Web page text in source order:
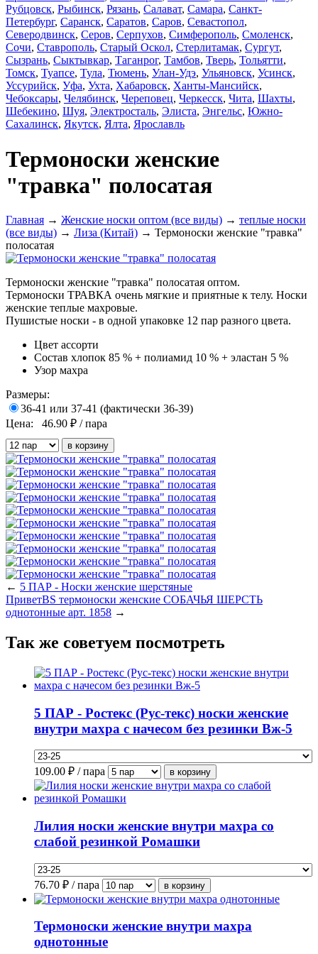
Рубцовск, Рыбинск, Рязань, Салават, Самара, Санкт-
Петербург, Саранск, Саратов, Саров, Севастопол,
Северодвинск, Серов, Серпухов, Симферополь, Смоленск,
Сочи, Ставрополь, Старый Оскол, Стерлитамак, Сургут,
Сызрань, Сыктывкар, Таганрог, Тамбов, Тверь, Тольятти,
Томск, Туапсе, Тула, Тюмень, Улан-Удэ, Ульяновск, Усинск,
Уссурийск, Уфа, Ухта, Хабаровск, Ханты-Мансийск,
Чебоксары, Челябинск, Череповец, Черкесск, Чита, Шахты,
Шебекино, Шуя, Электросталь, Элиста, Энгельс, Южно-
Сахалинск, Якутск, Ялта, Ярославль
Термоноски женские
"травка" полосатая
Главная → Женские носки оптом (все виды) → теплые носки
(все виды) → Лиза (Китай) → Термоноски женские "травка"
полосатая
Термоноски женские "травка" полосатая оптом.
Термоноски ТРАВКА очень мягкие и приятные к телу. Носки
женские теплые махровые.
Пушистые носки - в одной упаковке 12 пар разного цвета.
Цвет ассорти
Состав хлопок 85 % + полиамид 10 % + эластан 5 %
Узор махра
Размеры:
36-41 или 37-41 (фактически 36-39)
Цена:
46.90 ₽ / пара
← 5 ПАР - Носки женские шерстяные
ПриветBS термоноски женские СОБАЧЬЯ ШЕРСТЬ
однотонные арт. 1858 →
Так же советуем посмотреть
5 ПАР - Ростекс (Рус-текс) носки женские
внутри махра с начесом без резинки Вж-5
109.00 ₽ / пара
Лилия носки женские внутри махра со
слабой резинкой Ромашки
76.70 ₽ / пара
Термоноски женские внутри махра
однотонные